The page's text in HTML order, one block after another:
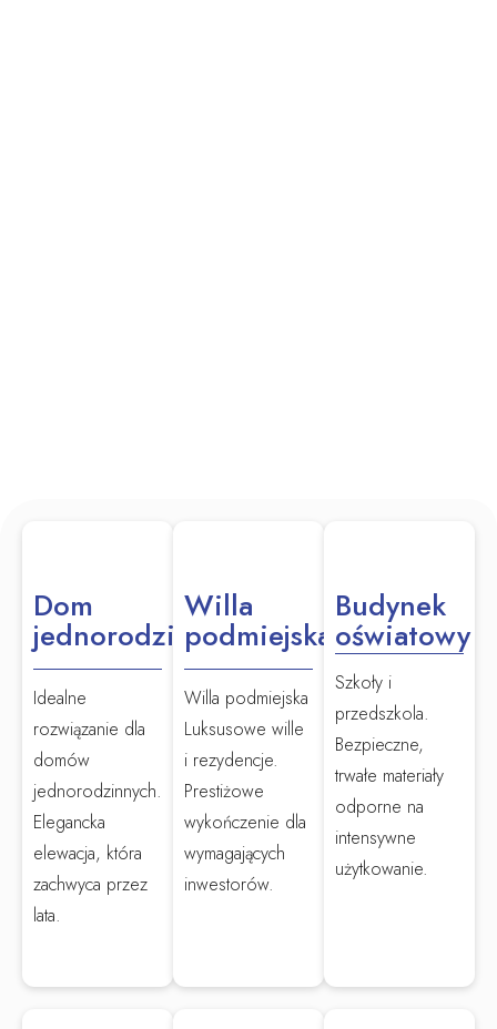
Dom
jednorodzinny
Idealne
rozwiązanie dla
domów
jednorodzinnych.
Elegancka
elewacja, która
zachwyca przez
lata.
Willa
podmiejska
Willa podmiejska
Luksusowe wille
i rezydencje.
Prestiżowe
wykończenie dla
wymagających
inwestorów.
Budynek
oświatowy
Szkoły i
przedszkola.
Bezpieczne,
trwałe materiały
odporne na
intensywne
użytkowanie.